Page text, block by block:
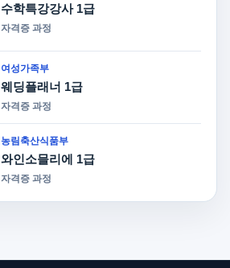
수학특강강사 1급
자격증 과정
여성가족부
웨딩플래너 1급
자격증 과정
농림축산식품부
와인소믈리에 1급
자격증 과정